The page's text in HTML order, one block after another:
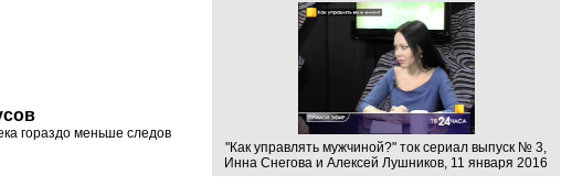
гораздо меньше следов
"Как управлять мужчиной?" ток сериал выпуск № 3,
Инна Снегова и Алексей Лушников, 11 января 2016